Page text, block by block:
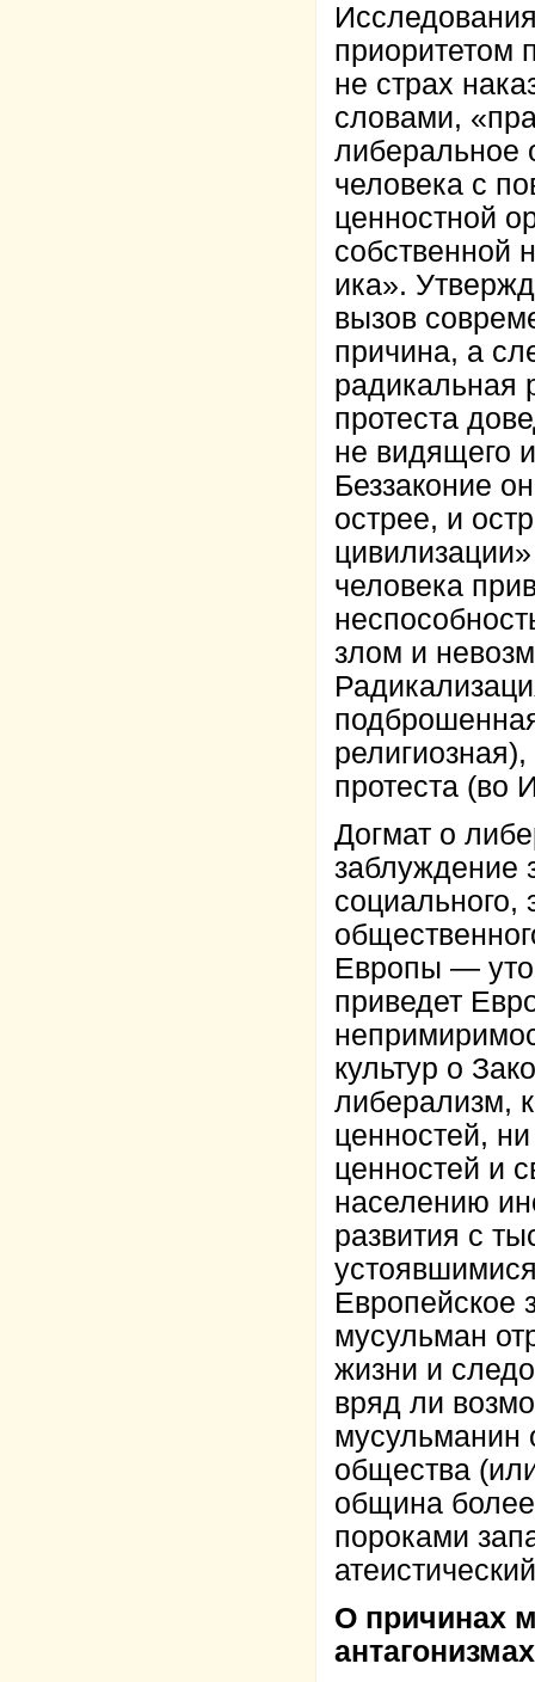
приоритетом
не страх
словами,
либеральное
человека с
ценностной
собственной
ика».
вызов
причина, а
радикальная
протеста
не видящего
Беззаконие
острее, и
цивилизац
человека
злом и
протеста (во
Догмат о
заблуждение
социального,
Европы —
приведет
культур о
либерализм,
ценностей,
ценностей и
населению
развития с
Европейское
мусульман
жизни и
вряд ли
мусульманин
общества
община
пороками
О причинах